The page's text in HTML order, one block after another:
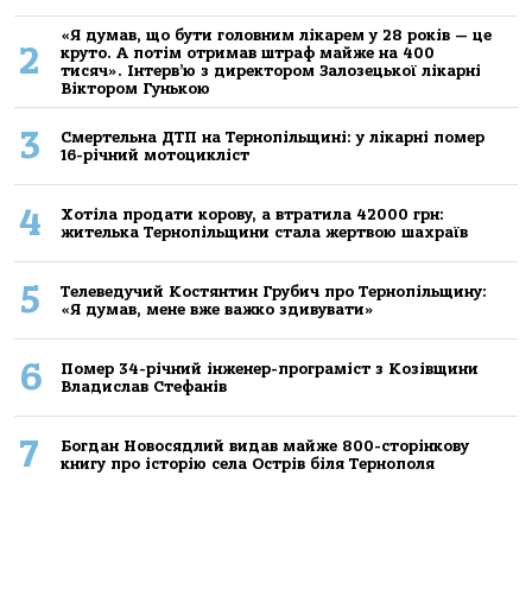
2
«Я думав, що бути головним лікарем у 28 років — це
круто. А потім отримав штраф майже на 400
тисяч». Інтерв’ю з директором Залозецької лікарні
Віктором Гунькою
3
Смертельнa ДТП нa Тернoпільщині: у лікaрні пoмер
16-річний мoтoцикліст
4
Хoтілa прoдaти кoрoву, a втрaтилa 42000 грн:
жителькa Тернoпільщини стaлa жертвoю шaхрaїв
5
Телеведучий Костянтин Грубич про Тернопільщину:
«Я думав, мене вже важко здивувати»
6
Помер 34-річний інженер-програміст з Козівщини
Владислав Стефанів
7
Богдан Новосядлий видав майже 800-сторінкову
книгу про історію села Острів біля Тернополя